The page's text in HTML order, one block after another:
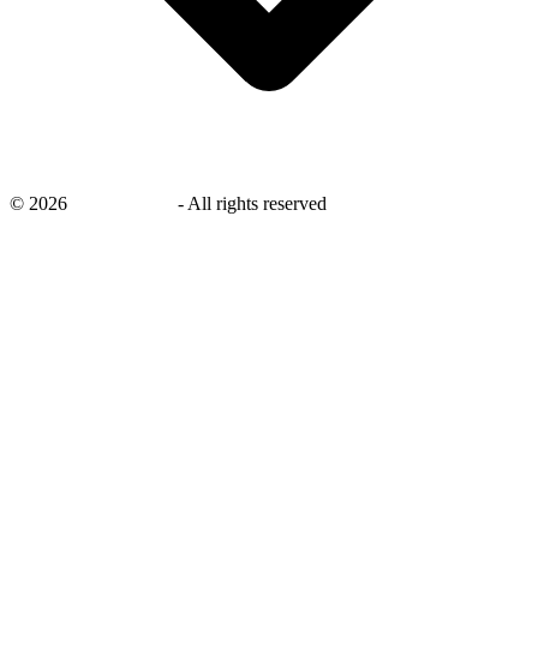
© 2026 - All rights reserved